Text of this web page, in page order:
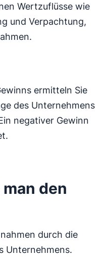
Wertzuflüsse wie
und Verpachtung,
ermitteln Sie
des Unternehmens
negativer Gewinn
den
durch die
Unternehmens.